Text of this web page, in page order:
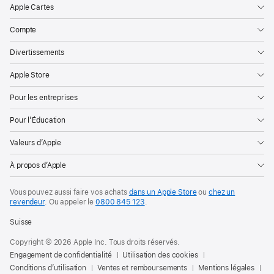
Apple Cartes
Compte
Divertissements
Apple Store
Pour les entreprises
Pour l’Éducation
Valeurs d’Apple
À propos d’Apple
Vous pouvez aussi faire vos achats dans un Apple Storeouchez un
revendeur. Ouappeler le0800 845 123.
Suisse
Copyright © 2026 Apple Inc. Tous droits réservés.
Engagement de confidentialité
Utilisation des cookies
Conditions d’utilisation
Ventes et remboursements Mentions légales